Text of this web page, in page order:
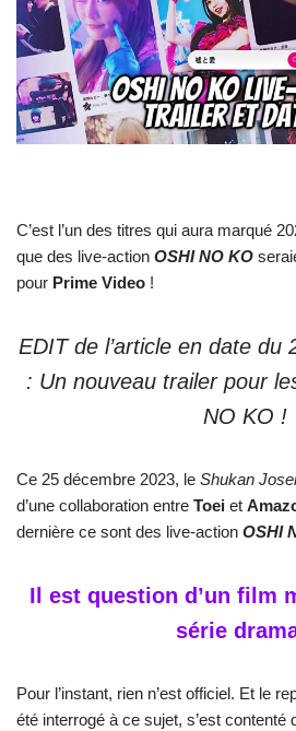
C’est l’un des titres qui aura marqué
que des live-action OSHI NO KO
pour Prime Video !
EDIT de l’article en date du
: Un nouveau trailer pour
NO KO !
Ce 25 décembre 2023, le Shukan
d’une collaboration entre Toei et
dernière ce sont des live-action OSHI
Il est question d’un film
série
Pour l’instant, rien n’est officiel. Et le
été interrogé à ce sujet, s’est contenté